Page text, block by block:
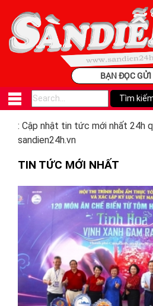
BẠN ĐỌC
: Cập nhật tin tức mới nhất 24h
sandien24h.vn
TIN TỨC MỚI NHẤT